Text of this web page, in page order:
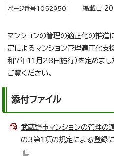
ページ番号1052950 掲載日
マンションの管理の適正化の推
定によるマンション管理適正化支
和7年11月28日施行）を定めまし
ご覧ください。
添付ファイル
武蔵野市マンションの管理
の3第1項の規定による登録